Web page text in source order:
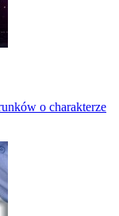
o charakterze